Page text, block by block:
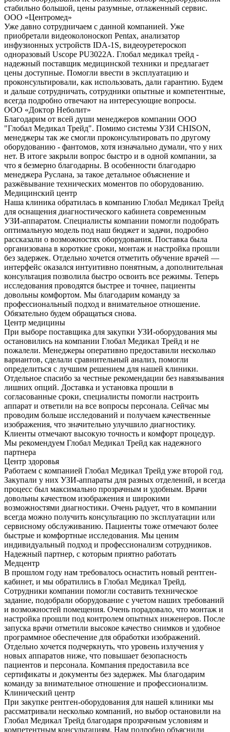
стабильно большой, цены разумные, отлаженный сервис.
ООО «Центромед»
Уже давно сотрудничаем с данной компанией. Уже
приобретали видеоколоноскоп Pentax, анализатор
инфузионных устройств IDA-1S, видеоуретероскоп
одноразовый Uscope PU3022A. Глобал медикал трейд -
надежный поставщик медицинской техники и предлагает
цены доступные. Помогли ввести в эксплуатацию и
проконсультировали, как использовать, дали гарантию. Будем
и дальше сотрудничать, сотрудники опытные и компетентные,
всегда подробно отвечают на интересующие вопросы.
ООО «Доктор Неболит»
Благодарим от всей души менеджеров компании ООО
"Глобал Медикал Трейд". Помимо системы УЗИ CHISON,
менеджеры так же смогли проконсультировать по другому
оборудованию - фантомов, хотя изначально думали, что у них
нет. В итоге закрыли вопрос быстро и в одной компании, за
что я безмерно благодарны. В особенности благодарю
менеджера Руслана, за такое детальное объяснение и
разжёвывание технических моментов по оборудованию.
Медицинский центр
Наша клиника обратилась в компанию Глобал Медикал Трейд
для оснащения диагностического кабинета современным
УЗИ-аппаратом. Специалисты компании помогли подобрать
оптимальную модель под наш бюджет и задачи, подробно
рассказали о возможностях оборудования. Поставка была
организована в короткие сроки, монтаж и настройка прошли
без задержек. Отдельно хочется отметить обучение врачей —
интерфейс оказался интуитивно понятным, а дополнительная
консультация позволила быстро освоить все режимы. Теперь
исследования проводятся быстрее и точнее, пациенты
довольны комфортом. Мы благодарим команду за
профессиональный подход и внимательное отношение.
Обязательно будем обращаться снова.
Центр медицины
При выборе поставщика для закупки УЗИ-оборудования мы
остановились на компании Глобал Медикал Трейд и не
пожалели. Менеджеры оперативно предоставили несколько
вариантов, сделали сравнительный анализ, помогли
определиться с лучшим решением для нашей клиники.
Отдельное спасибо за честные рекомендации без навязывания
лишних опций. Доставка и установка прошли в
согласованные сроки, специалисты помогли настроить
аппарат и ответили на все вопросы персонала. Сейчас мы
проводим больше исследований и получаем качественные
изображения, что значительно улучшило диагностику.
Клиенты отмечают высокую точность и комфорт процедур.
Мы рекомендуем Глобал Медикал Трейд как надежного
партнера
Центр здоровья
Работаем с компанией Глобал Медикал Трейд уже второй год.
Закупали у них УЗИ-аппараты для разных отделений, и всегда
процесс был максимально прозрачным и удобным. Врачи
довольны качеством изображения и широкими
возможностями диагностики. Очень радует, что в компании
всегда можно получить консультацию по эксплуатации или
сервисному обслуживанию. Пациенты тоже отмечают более
быстрые и комфортные исследования. Мы ценим
индивидуальный подход и профессионализм сотрудников.
Надежный партнер, с которым приятно работать
Медцентр
В прошлом году нам требовалось оснастить новый рентген-
кабинет, и мы обратились в Глобал Медикал Трейд.
Сотрудники компании помогли составить техническое
задание, подобрали оборудование с учетом наших требований
и возможностей помещения. Очень порадовало, что монтаж и
настройка прошли под контролем опытных инженеров. После
запуска врачи отметили высокое качество снимков и удобное
программное обеспечение для обработки изображений.
Отдельно хочется подчеркнуть, что уровень излучения у
новых аппаратов ниже, что повышает безопасность
пациентов и персонала. Компания предоставила все
сертификаты и документы без задержек. Мы благодарим
команду за внимательное отношение и профессионализм.
Клинический центр
При закупке рентген-оборудования для нашей клиники мы
рассматривали несколько компаний, но выбор остановили на
Глобал Медикал Трейд благодаря прозрачным условиям и
компетентным консультациям. Нам подробно объяснили